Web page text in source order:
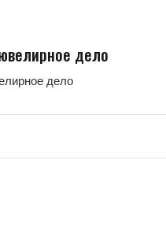
дело
дело